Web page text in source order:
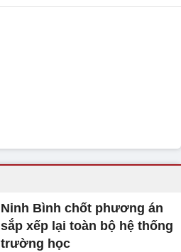
Ninh Bình chốt phương án
sắp xếp lại toàn bộ hệ thống
trường học